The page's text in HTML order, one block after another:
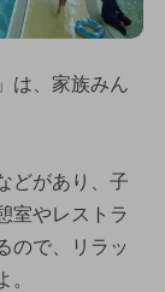
は、家族みん
どがあり、子
室やレストラ
ので、リラッ
。